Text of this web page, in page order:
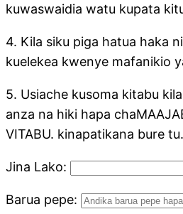
kuwaswaidia watu kupata
4. Kila siku piga hatua haka
kuelekea kwenye mafanikio
5. Usiache kusoma kitabu
anza na hiki hapa
VITABU. kinapatikana bure tu.
Jina Lako:
Barua pepe: